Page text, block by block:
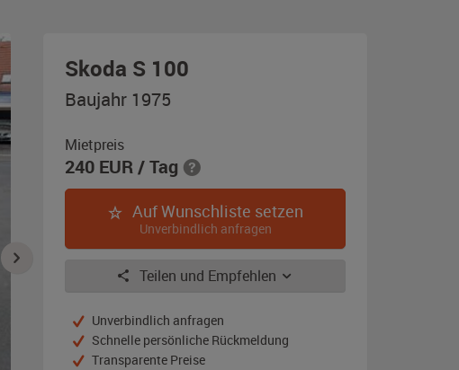
Skoda S 100
Baujahr 1975
Mietpreis
240 EUR/ Tag
Auf Wunschliste setzen
Unverbindlich anfragen
Teilen und Empfehlen
Unverbindlich anfragen
Schnelle persönliche Rückmeldung
Transparente Preise